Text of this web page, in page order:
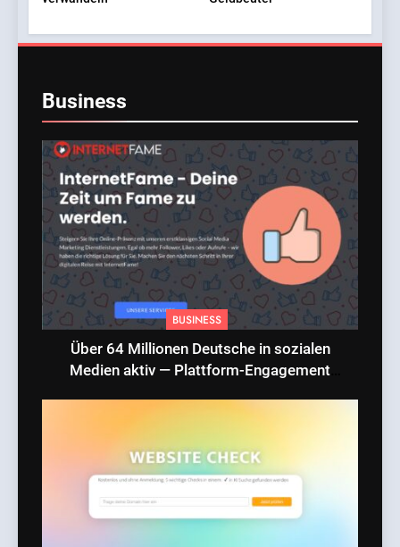
Business
BUSINESS
Über 64 Millionen Deutsche in sozialen
Medien aktiv — Plattform-Engagement